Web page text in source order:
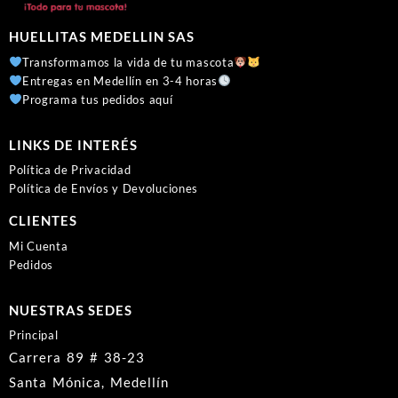
HUELLITAS MEDELLIN SAS
Transformamos la vida de tu mascota
Entregas en Medellín en 3-4 horas
Programa tus pedidos aquí
LINKS DE INTERÉS
Política de Privacidad
Política de Envíos y Devoluciones
CLIENTES
Mi Cuenta
Pedidos
NUESTRAS SEDES
Principal
Carrera 89 # 38-23
Santa Mónica, Medellín